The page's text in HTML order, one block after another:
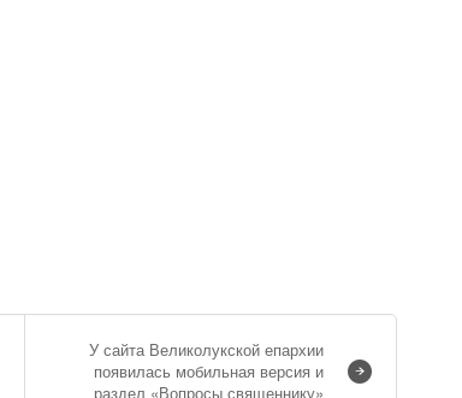
У сайта Великолукской епархии
появилась мобильная версия и
раздел «Вопросы священнику»